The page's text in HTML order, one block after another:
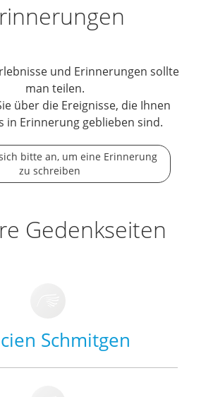
und Erinnerungen sollte
man teilen.
über die Ereignisse, die Ihnen
in Erinnerung geblieben sind.
bitte an, um eine Erinnerung
zu schreiben
Gedenkseiten
Schmitgen